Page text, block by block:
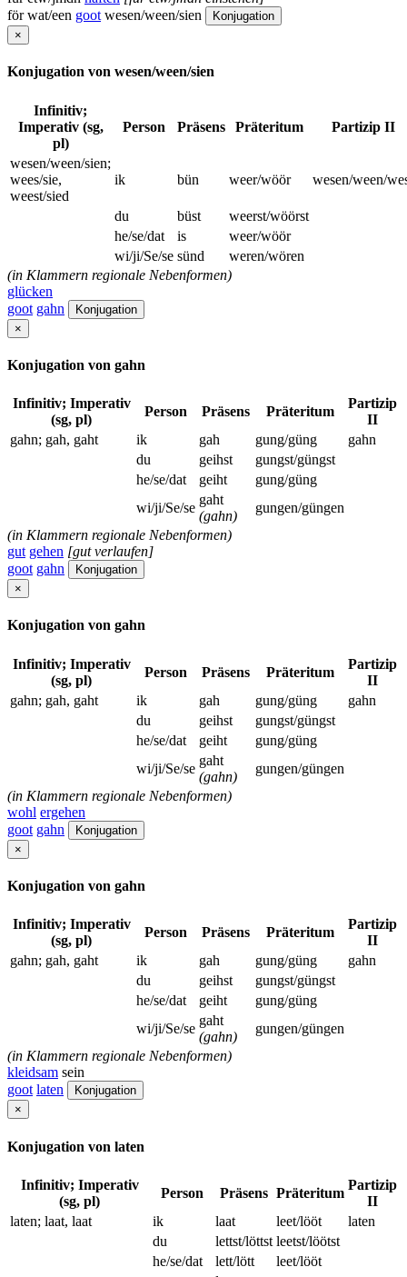
för wat/een goot wesen/ween/sien
Konjugation
×
Konjugation von wesen/ween/sien
Infinitiv;
Imperativ (sg,
pl)
Person Präsens Präteritum Partizip II
wesen/ween/sien;
wees/sie,
weest/sied
ik bün weer/wöör wesen/ween/
du büst
weerst/wöörst
he/se/dat
is
weer/wöör
wi/ji/Se/se sünd
weren/wören
(in Klammern regionale Nebenformen)
glücken
goot gahn
Konjugation
×
Konjugation von gahn
Infinitiv; Imperativ
(sg, pl)
Person Präsens Präteritum
Partizip
II
gahn; gah, gaht
ik gah gung/güng
gahn
du
geihst
gungst/güngst
he/se/dat
geiht
gung/güng
wi/ji/Se/se
gaht
(gahn)
gungen/güngen
(in Klammern regionale Nebenformen)
gut gehen [gut verlaufen]
goot gahn
Konjugation
×
Konjugation von gahn
Infinitiv; Imperativ
(sg, pl)
Person Präsens Präteritum
Partizip
II
gahn; gah, gaht
ik gah gung/güng
gahn
du
geihst
gungst/güngst
he/se/dat
geiht
gung/güng
wi/ji/Se/se
gaht
(gahn)
gungen/güngen
(in Klammern regionale Nebenformen)
wohl ergehen
goot gahn
Konjugation
×
Konjugation von gahn
Infinitiv; Imperativ
(sg, pl)
Person Präsens Präteritum
Partizip
II
gahn; gah, gaht
ik gah gung/güng
gahn
du
geihst
gungst/güngst
he/se/dat
geiht
gung/güng
wi/ji/Se/se
gaht
(gahn)
gungen/güngen
(in Klammern regionale Nebenformen)
kleidsam sein
goot laten
Konjugation
×
Konjugation von laten
Infinitiv; Imperativ
(sg, pl)
Person Präsens Präteritum
Partizip
II
laten; laat, laat
ik laat leet/lööt
laten
du
lettst/löttst leetst/löötst
he/se/dat
lett/lött
leet/lööt